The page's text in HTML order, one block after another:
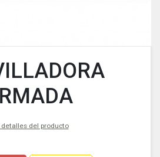
detalles del producto